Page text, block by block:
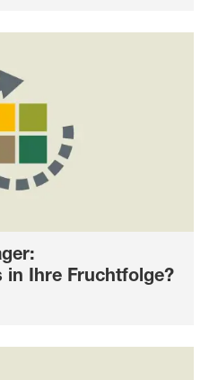
in Ihre Fruchtfolge?